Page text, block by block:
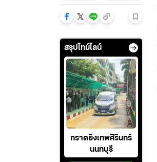
สรุปไทม์ไลน์
กราดยิงเทพศิรินทร์
นนทบุรี